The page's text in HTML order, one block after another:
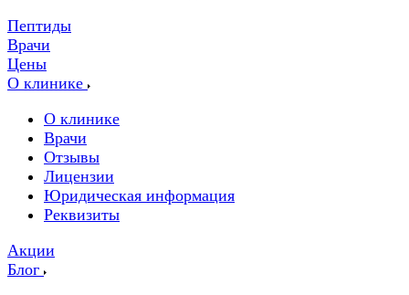
Пептиды
Врачи
Цены
О клинике
О клинике
Врачи
Отзывы
Лицензии
Юридическая информация
Реквизиты
Акции
Блог